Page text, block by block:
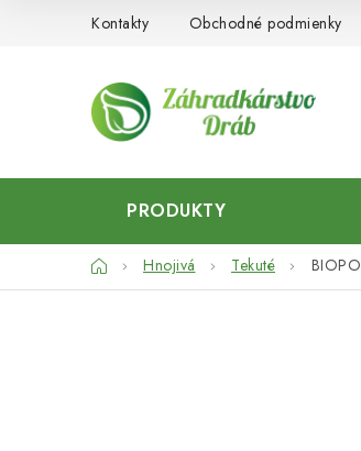
Kontakty Obchodné podmienky
PRODUKTY
DomovHnojivá Tekuté